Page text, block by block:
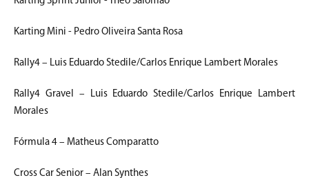
Karting Mini - Pedro Oliveira Santa Rosa
Rally4 – Luis Eduardo Stedile/Carlos Enrique Lambert Morales
Rally4 Gravel – Luis Eduardo Stedile/Carlos Enrique Lambert
Morales
Fórmula 4 – Matheus Comparatto
Cross Car Senior – Alan Synthes